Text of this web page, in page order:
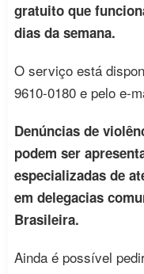
gratuito que
dias da semana.
O serviço está
9610-0180 e pelo e-
Denúncias de
podem ser
especializadas de
em delegacias
Brasileira.
Ainda é possível